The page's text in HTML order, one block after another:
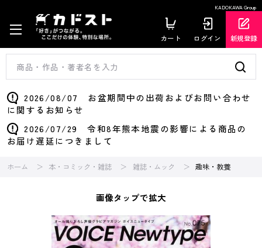
KADOKAWA Group
カート ログイン 新規登録
2026/08/07 お盆期間中の出荷およびお問い合わせ
に関するお知らせ
2026/07/29 令和8年熊本地震の影響による商品の
お届け遅延につきまして
ホーム 本・コミック・雑誌 雑誌・ムック 趣味・教養
画像タップで拡大